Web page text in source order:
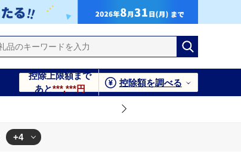
控除上限額まで
あと***,***円
控除額を調べる
+4